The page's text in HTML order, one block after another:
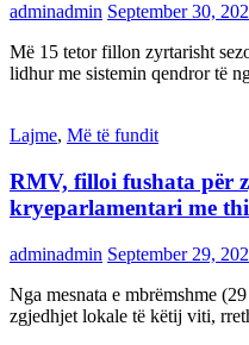
adminadmin September 30,
Më 15 tetor fillon zyrtarisht
lidhur me sistemin qendror të
Lajme, Më të fundit
RMV, filloi fushata për
kryeparlamentari me
adminadmin September 29,
Nga mesnata e mbrëmshme
zgjedhjet lokale të këtij viti,